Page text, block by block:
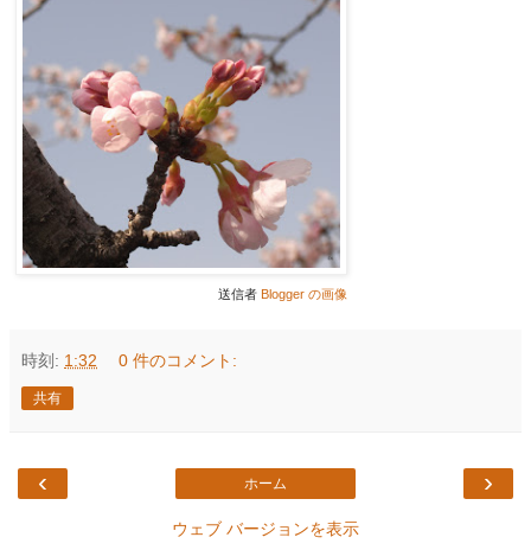
送信者 Blogger の画像
時刻: 1:32 0 件のコメント:
共有
‹ ›
ホーム
ウェブ バージョンを表示